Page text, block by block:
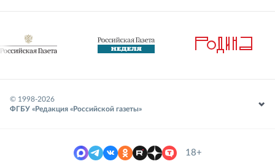
© 1998-2026
ФГБУ «Редакция «Российской газеты»
18+